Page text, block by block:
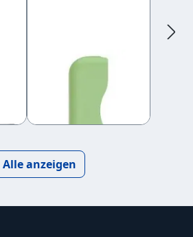
KIWI Silicone
Cover Grün
Alle anzeigen